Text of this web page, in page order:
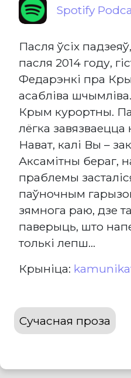
Spotify
Пасля ўсіх
пасля 2014 году,
Федарэнкі пра
асабліва
Крым курортны.
лёгка
Нават, калі Вы –
Аксамітны бераг,
праблемы
паўночным
зямнога раю, дзе
паверыць, што
толькі лепш...
Крыніца:
Сучасная проза